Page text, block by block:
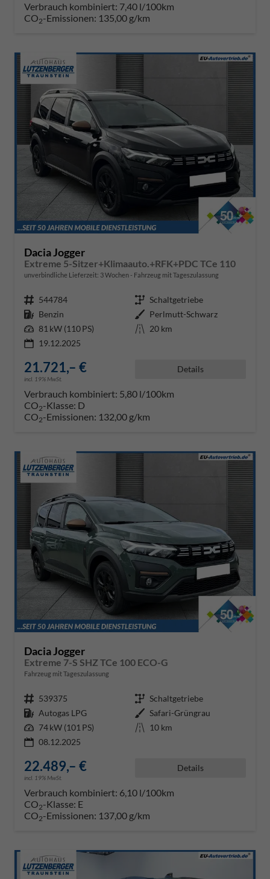
Verbrauch kombiniert: 7,40 l/100km
CO2-Emissionen: 135,00 g/km
Dacia Jogger
Extreme 5-Sitzer+Klimaauto.+RFK+PDC TCe 110
unverbindliche Lieferzeit: 3 Wochen Fahrzeug mit Tageszulassung
Fahrzeugnr. 544784 Getriebe Schaltgetriebe
Kraftstoff Benzin Außenfarbe Perlmutt-Schwarz
Leistung 81 kW (110 PS) Kilometerstand 20 km
19.12.2025
21.721,– €
incl. 19% MwSt.
Details
Verbrauch kombiniert: 5,80 l/100km
CO2-Klasse: D
CO2-Emissionen: 132,00 g/km
Dacia Jogger
Extreme 7-S SHZ TCe 100 ECO-G
Fahrzeug mit Tageszulassung
Fahrzeugnr. 539375 Getriebe Schaltgetriebe
Kraftstoff Autogas LPG Außenfarbe Safari-Grüngrau
Leistung 74 kW (101 PS) Kilometerstand 10 km
08.12.2025
22.489,– €
incl. 19% MwSt.
Details
Verbrauch kombiniert: 6,10 l/100km
CO2-Klasse: E
CO2-Emissionen: 137,00 g/km